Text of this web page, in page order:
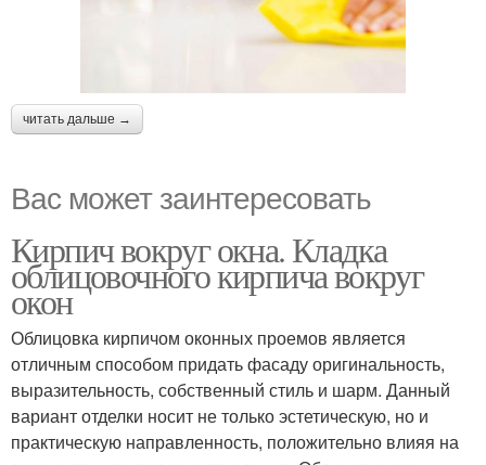
читать дальше →
Вас может заинтересовать
Кирпич вокруг окна. Кладка
облицовочного кирпича вокруг
окон
Облицовка кирпичом оконных проемов является
отличным способом придать фасаду оригинальность,
выразительность, собственный стиль и шарм. Данный
вариант отделки носит не только эстетическую, но и
практическую направленность, положительно влияя на